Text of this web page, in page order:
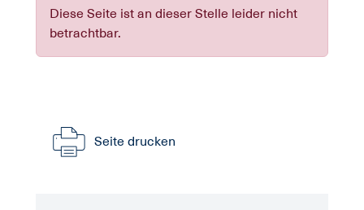
Diese Seite ist an dieser Stelle leider nicht
betrachtbar.
Seite drucken